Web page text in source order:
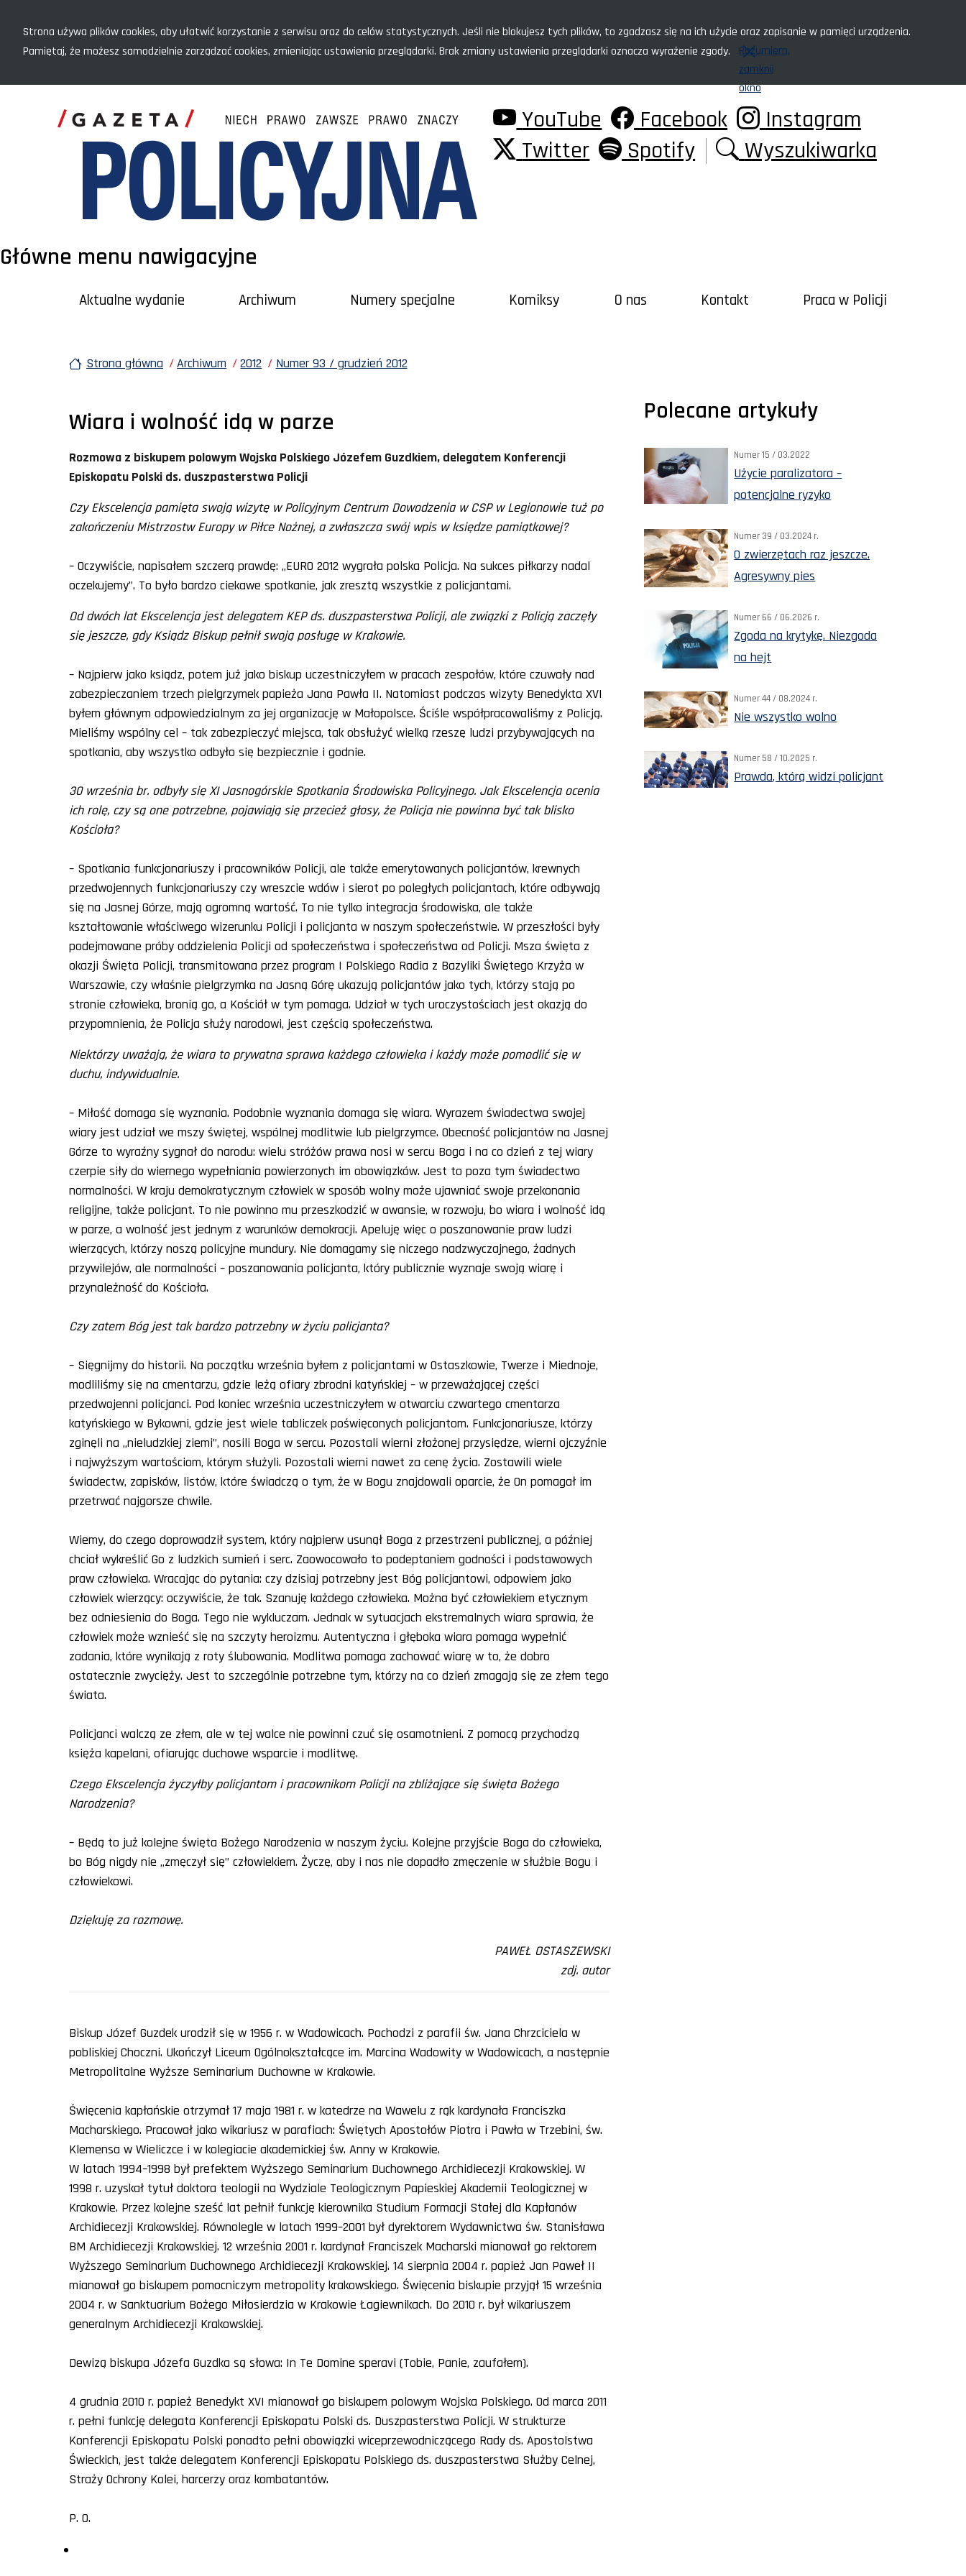
Strona używa plików cookies, aby ułatwić korzystanie z serwisu oraz do celów statystycznych. Jeśli nie blokujesz tych plików, to zgadzasz się na ich użycie oraz zapisanie w pamięci urządzenia.
Pamiętaj, że możesz samodzielnie zarządzać cookies, zmieniając ustawienia przeglądarki. Brak zmiany ustawienia przeglądarki oznacza wyrażenie zgody.
Rozumiem,
zamknij
okno
YouTube Facebook
Instagram
Twitter
Spotify Wyszukiwarka
Główne menu nawigacyjne
Aktualne wydanie Archiwum Numery specjalne Komiksy O nas Kontakt Praca w Policji
Strona główna Archiwum 2012 Numer 93 / grudzień 2012
Wiara i wolność idą w parze
Rozmowa z biskupem polowym Wojska Polskiego Józefem Guzdkiem, delegatem Konferencji
Episkopatu Polski ds. duszpasterstwa Policji
Czy Ekscelencja pamięta swoją wizytę w Policyjnym Centrum Dowodzenia w CSP w Legionowie tuż po
zakończeniu Mistrzostw Europy w Piłce Nożnej, a zwłaszcza swój wpis w księdze pamiątkowej?
– Oczywiście, napisałem szczerą prawdę: „EURO 2012 wygrała polska Policja. Na sukces piłkarzy nadal
oczekujemy”. To było bardzo ciekawe spotkanie, jak zresztą wszystkie z policjantami.
Od dwóch lat Ekscelencja jest delegatem KEP ds. duszpasterstwa Policji, ale związki z Policją zaczęły
się jeszcze, gdy Ksiądz Biskup pełnił swoją posługę w Krakowie.
– Najpierw jako ksiądz, potem już jako biskup uczestniczyłem w pracach zespołów, które czuwały nad
zabezpieczaniem trzech pielgrzymek papieża Jana Pawła II. Natomiast podczas wizyty Benedykta XVI
byłem głównym odpowiedzialnym za jej organizację w Małopolsce. Ściśle współpracowaliśmy z Policją.
Mieliśmy wspólny cel – tak zabezpieczyć miejsca, tak obsłużyć wielką rzeszę ludzi przybywających na
spotkania, aby wszystko odbyło się bezpiecznie i godnie.
30 września br. odbyły się XI Jasnogórskie Spotkania Środowiska Policyjnego. Jak Ekscelencja ocenia
ich rolę, czy są one potrzebne, pojawiają się przecież głosy, że Policja nie powinna być tak blisko
Kościoła?
– Spotkania funkcjonariuszy i pracowników Policji, ale także emerytowanych policjantów, krewnych
przedwojennych funkcjonariuszy czy wreszcie wdów i sierot po poległych policjantach, które odbywają
się na Jasnej Górze, mają ogromną wartość. To nie tylko integracja środowiska, ale także
kształtowanie właściwego wizerunku Policji i policjanta w naszym społeczeństwie. W przeszłości były
podejmowane próby oddzielenia Policji od społeczeństwa i społeczeństwa od Policji. Msza święta z
okazji Święta Policji, transmitowana przez program I Polskiego Radia z Bazyliki Świętego Krzyża w
Warszawie, czy właśnie pielgrzymka na Jasną Górę ukazują policjantów jako tych, którzy stają po
stronie człowieka, bronią go, a Kościół w tym pomaga. Udział w tych uroczystościach jest okazją do
przypomnienia, że Policja służy narodowi, jest częścią społeczeństwa.
Niektórzy uważają, że wiara to prywatna sprawa każdego człowieka i każdy może pomodlić się w
duchu, indywidualnie.
– Miłość domaga się wyznania. Podobnie wyznania domaga się wiara. Wyrazem świadectwa swojej
wiary jest udział we mszy świętej, wspólnej modlitwie lub pielgrzymce. Obecność policjantów na Jasnej
Górze to wyraźny sygnał do narodu: wielu stróżów prawa nosi w sercu Boga i na co dzień z tej wiary
czerpie siły do wiernego wypełniania powierzonych im obowiązków. Jest to poza tym świadectwo
normalności. W kraju demokratycznym człowiek w sposób wolny może ujawniać swoje przekonania
religijne, także policjant. To nie powinno mu przeszkodzić w awansie, w rozwoju, bo wiara i wolność idą
w parze, a wolność jest jednym z warunków demokracji. Apeluję więc o poszanowanie praw ludzi
wierzących, którzy noszą policyjne mundury. Nie domagamy się niczego nadzwyczajnego, żadnych
przywilejów, ale normalności – poszanowania policjanta, który publicznie wyznaje swoją wiarę i
przynależność do Kościoła.
Czy zatem Bóg jest tak bardzo potrzebny w życiu policjanta?
– Sięgnijmy do historii. Na początku września byłem z policjantami w Ostaszkowie, Twerze i Miednoje,
modliliśmy się na cmentarzu, gdzie leżą ofiary zbrodni katyńskiej – w przeważającej części
przedwojenni policjanci. Pod koniec września uczestniczyłem w otwarciu czwartego cmentarza
katyńskiego w Bykowni, gdzie jest wiele tabliczek poświęconych policjantom. Funkcjonariusze, którzy
zginęli na „nieludzkiej ziemi”, nosili Boga w sercu. Pozostali wierni złożonej przysiędze, wierni ojczyźnie
i najwyższym wartościom, którym służyli. Pozostali wierni nawet za cenę życia. Zostawili wiele
świadectw, zapisków, listów, które świadczą o tym, że w Bogu znajdowali oparcie, że On pomagał im
przetrwać najgorsze chwile.
Wiemy, do czego doprowadził system, który najpierw usunął Boga z przestrzeni publicznej, a później
chciał wykreślić Go z ludzkich sumień i serc. Zaowocowało to podeptaniem godności i podstawowych
praw człowieka. Wracając do pytania: czy dzisiaj potrzebny jest Bóg policjantowi, odpowiem jako
człowiek wierzący: oczywiście, że tak. Szanuję każdego człowieka. Można być człowiekiem etycznym
bez odniesienia do Boga. Tego nie wykluczam. Jednak w sytuacjach ekstremalnych wiara sprawia, że
człowiek może wznieść się na szczyty heroizmu. Autentyczna i głęboka wiara pomaga wypełnić
zadania, które wynikają z roty ślubowania. Modlitwa pomaga zachować wiarę w to, że dobro
ostatecznie zwycięży. Jest to szczególnie potrzebne tym, którzy na co dzień zmagają się ze złem tego
świata.
Policjanci walczą ze złem, ale w tej walce nie powinni czuć się osamotnieni. Z pomocą przychodzą
księża kapelani, ofiarując duchowe wsparcie i modlitwę.
Czego Ekscelencja życzyłby policjantom i pracownikom Policji na zbliżające się święta Bożego
Narodzenia?
– Będą to już kolejne święta Bożego Narodzenia w naszym życiu. Kolejne przyjście Boga do człowieka,
bo Bóg nigdy nie „zmęczył się” człowiekiem. Życzę, aby i nas nie dopadło zmęczenie w służbie Bogu i
człowiekowi.
Dziękuję za rozmowę.
PAWEŁ OSTASZEWSKI
zdj. autor
Biskup Józef Guzdek urodził się w 1956 r. w Wadowicach. Pochodzi z parafii św. Jana Chrzciciela w
pobliskiej Choczni. Ukończył Liceum Ogólnokształcące im. Marcina Wadowity w Wadowicach, a następnie
Metropolitalne Wyższe Seminarium Duchowne w Krakowie.
Święcenia kapłańskie otrzymał 17 maja 1981 r. w katedrze na Wawelu z rąk kardynała Franciszka
Macharskiego. Pracował jako wikariusz w parafiach: Świętych Apostołów Piotra i Pawła w Trzebini, św.
Klemensa w Wieliczce i w kolegiacie akademickiej św. Anny w Krakowie.
W latach 1994–1998 był prefektem Wyższego Seminarium Duchownego Archidiecezji Krakowskiej. W
1998 r. uzyskał tytuł doktora teologii na Wydziale Teologicznym Papieskiej Akademii Teologicznej w
Krakowie. Przez kolejne sześć lat pełnił funkcję kierownika Studium Formacji Stałej dla Kapłanów
Archidiecezji Krakowskiej. Równolegle w latach 1999–2001 był dyrektorem Wydawnictwa św. Stanisława
BM Archidiecezji Krakowskiej. 12 września 2001 r. kardynał Franciszek Macharski mianował go rektorem
Wyższego Seminarium Duchownego Archidiecezji Krakowskiej. 14 sierpnia 2004 r. papież Jan Paweł II
mianował go biskupem pomocniczym metropolity krakowskiego. Święcenia biskupie przyjął 15 września
2004 r. w Sanktuarium Bożego Miłosierdzia w Krakowie Łagiewnikach. Do 2010 r. był wikariuszem
generalnym Archidiecezji Krakowskiej.
Dewizą biskupa Józefa Guzdka są słowa: In Te Domine speravi (Tobie, Panie, zaufałem).
4 grudnia 2010 r. papież Benedykt XVI mianował go biskupem polowym Wojska Polskiego. Od marca 2011
r. pełni funkcję delegata Konferencji Episkopatu Polski ds. Duszpasterstwa Policji. W strukturze
Konferencji Episkopatu Polski ponadto pełni obowiązki wiceprzewodniczącego Rady ds. Apostolstwa
Świeckich, jest także delegatem Konferencji Episkopatu Polskiego ds. duszpasterstwa Służby Celnej,
Straży Ochrony Kolei, harcerzy oraz kombatantów.
P. O.
Polecane artykuły
Numer 15 / 03.2022
Użycie paralizatora –
potencjalne ryzyko
Numer 39 / 03.2024 r.
O zwierzętach raz jeszcze.
Agresywny pies
Numer 66 / 06.2026 r.
Zgoda na krytykę. Niezgoda
na hejt
Numer 44 / 08.2024 r.
Nie wszystko wolno
Numer 58 / 10.2025 r.
Prawda, którą widzi policjant